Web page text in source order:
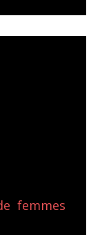
femmes